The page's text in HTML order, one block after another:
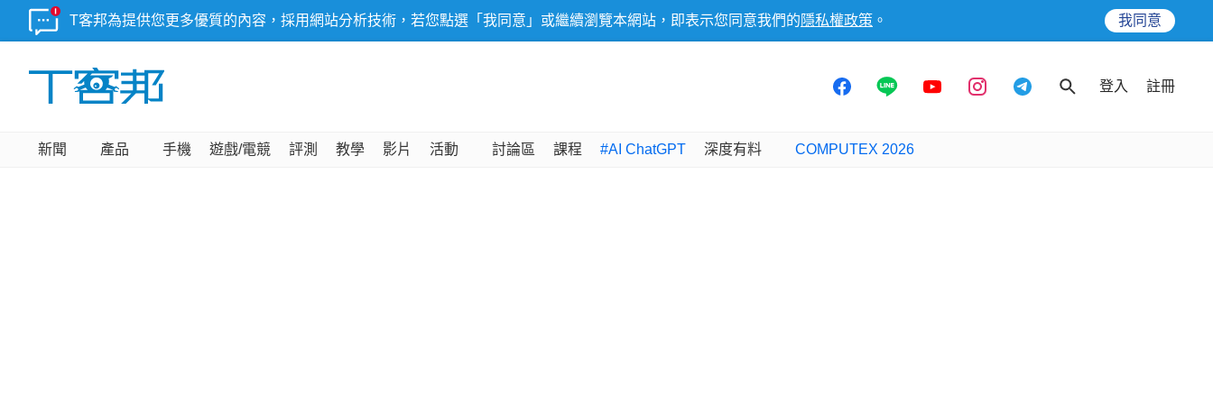
T客邦為提供您更多優質的內容，採用網站分析技術，若您點選「我同意」或繼續瀏覽本網站，即表示您同意我們的 隱私權政策 。 我同意
登入 註冊
新聞 產品 手機 遊戲/電競 評測 教學 影片 活動 討論區 課程 #AI ChatGPT 深度有料 COMPUTEX 2026